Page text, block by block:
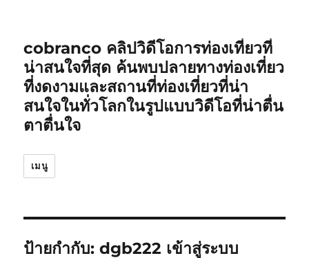
cobranco คลิปวิดีโอการท่องเที่ยวที่
น่าสนใจที่สุด ค้นพบปลายทางท่องเที่ยว
ที่งดงามและสถานที่ท่องเที่ยวที่น่า
สนใจในทั่วโลกในรูปแบบวิดีโอที่น่าตื่น
ตาตื่นใจ
เมนู
ป้ายกำกับ:dgb222 เข้าสู่ระบบ